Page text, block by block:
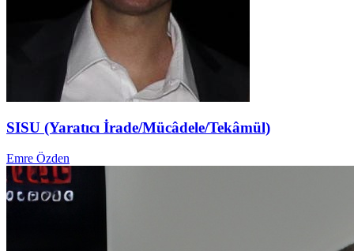
SISU (Yaratıcı İrade/Mücâdele/Tekâmül)
Emre Özden